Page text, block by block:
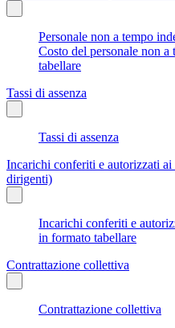
Personale non a tempo
Costo del personale non
tabellare
Tassi di assenza
Tassi di assenza
Incarichi conferiti e autorizzati
dirigenti)
Incarichi conferiti e
in formato tabellare
Contrattazione collettiva
Contrattazione collettiva